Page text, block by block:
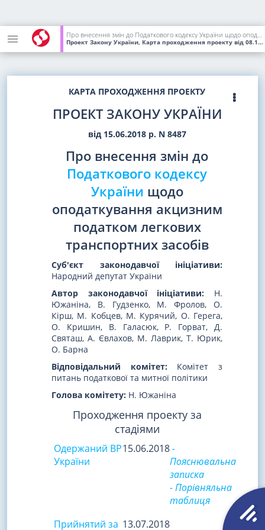
Про внесення змін до Податкового кодексу України щодо оподаткування акцизним податком легкових транспортних засобів
Проект Закону України, Карта проходження проекту від 08.11.2018
КАРТА ПРОХОДЖЕННЯ ПРОЕКТУ
ПРОЕКТ ЗАКОНУ УКРАЇНИ
від 15.06.2018 р. N 8487
Про внесення змін до
Податкового кодексу
України щодо
оподаткування акцизним
податком легкових
транспортних засобів
Суб'єкт законодавчої ініціативи:
Народний депутат України
Автор законодавчої ініціативи: Н.
Южаніна, В. Гудзенко, М. Фролов, О.
Кірш, М. Кобцев, М. Курячий, О. Герега,
О. Кришин, В. Галасюк, Р. Горват, Д.
Святаш, А. Євлахов, М. Лаврик, Т. Юрик,
О. Барна
Відповідальний комітет:Комітет з
питань податкової та митної політики
Голова комітету: Н. Южаніна
Проходження проекту за
стадіями
Одержаний ВР
України
15.06.2018-
Пояснювальна
записка
- Порівняльна
таблиця
Прийнятий за 13.07.2018